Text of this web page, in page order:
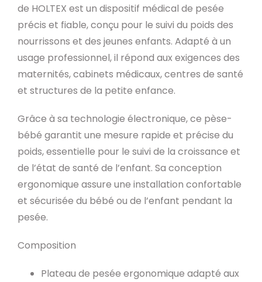
de HOLTEX est un dispositif médical de pesée
précis et fiable, conçu pour le suivi du poids des
nourrissons et des jeunes enfants. Adapté à un
usage professionnel, il répond aux exigences des
maternités, cabinets médicaux, centres de santé
et structures de la petite enfance.
Grâce à sa technologie électronique, ce pèse-
bébé garantit une mesure rapide et précise du
poids, essentielle pour le suivi de la croissance et
de l’état de santé de l’enfant. Sa conception
ergonomique assure une installation confortable
et sécurisée du bébé ou de l’enfant pendant la
pesée.
Composition
Plateau de pesée ergonomique adapté aux